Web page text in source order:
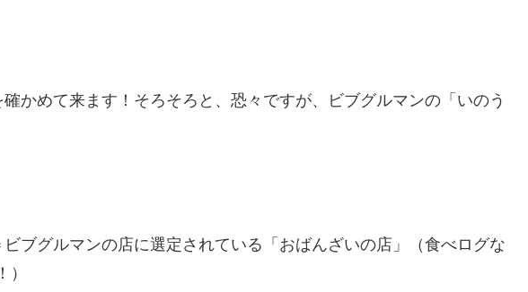
かめて来ます！そろそろと、恐々ですが、ビブグルマンの「いのう
ビブグルマンの店に選定されている「おばんざいの店」（食べログな